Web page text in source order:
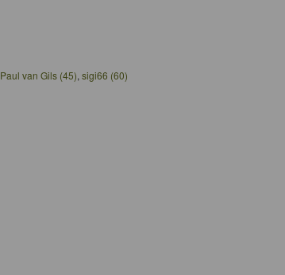
Paul van Gils (45), sigi66 (60)